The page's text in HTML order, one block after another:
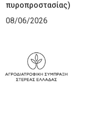
πυροπροστασίας)
08/06/2026